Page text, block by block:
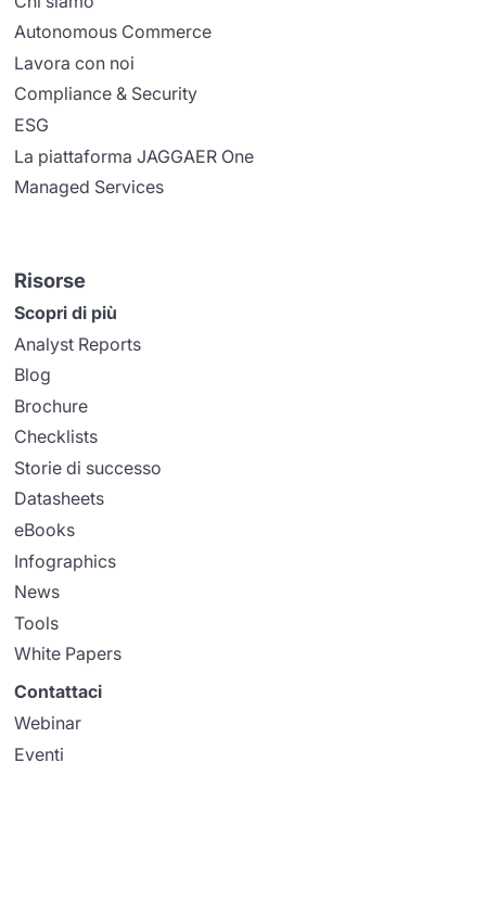
Autonomous Commerce
Lavora con noi
Compliance & Security
ESG
La piattaforma JAGGAER One
Managed Services
Risorse
Scopri di più
Analyst Reports
Blog
Brochure
Checklists
Storie di successo
Datasheets
eBooks
Infographics
News
Tools
White Papers
Contattaci
Webinar
Eventi